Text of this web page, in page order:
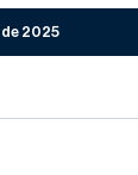
de 2025